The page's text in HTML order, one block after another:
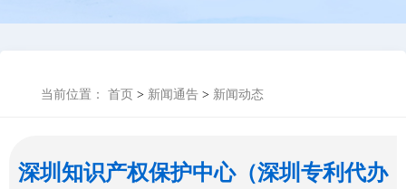
当前位置： 首页 > 新闻通告 > 新闻动态
深圳知识产权保护中心（深圳专利代办